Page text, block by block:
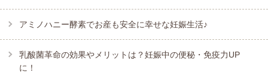
アミノハニー酵素でお産も安全に幸せな妊娠生活♪
乳酸菌革命の効果やメリットは？妊娠中の便秘・免疫力UP
に！